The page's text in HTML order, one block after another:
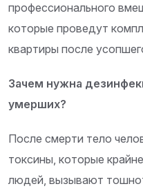
профессионального
которые проведут
квартиры после
Зачем нужна
умерших?
После смерти тело
токсины, которые
людей, вызывают